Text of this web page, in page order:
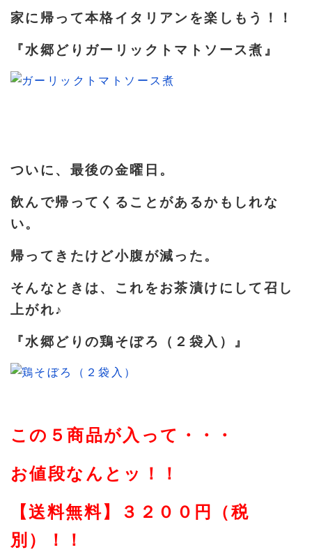
家に帰って本格イタリアンを楽しもう！！
『水郷どりガーリックトマトソース煮』
ついに、最後の金曜日。
飲んで帰ってくることがあるかもしれな
い。
帰ってきたけど小腹が減った。
そんなときは、これをお茶漬けにして召し
上がれ♪
『水郷どりの鶏そぼろ（２袋入）』
この５商品が入って・・・
お値段なんとッ！！
【送料無料】３２００円（税
別）！！